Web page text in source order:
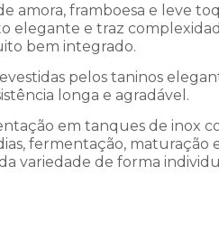
amora, framboesa e leve
elegante e traz
bem integrado.
pelos taninos
longa e agradável.
em tanques de inox
fermentação, maturação
variedade de forma